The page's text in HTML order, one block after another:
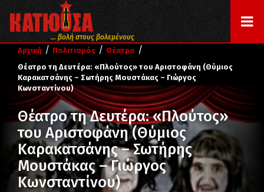
... βολή στους βολεμένους
Αρχική / Πολιτισμός / Θέατρο /
Θέατρο τη Δευτέρα: «Πλούτος» του Αριστοφάνη (Θύμιος
Καρακατσάνης – Σωτήρης Μουστάκας – Γιώργος
Κωνσταντίνου)
Θέατρο τη Δευτέρα: «Πλούτος»
του Αριστοφάνη (Θύμιος
Καρακατσάνης – Σωτήρης
Μουστάκας – Γιώργος
Κωνσταντίνου)